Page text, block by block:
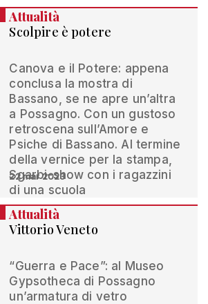
Attualità
Scolpire è potere
Canova e il Potere: appena
conclusa la mostra di
Bassano, se ne apre un’altra
a Possagno. Con un gustoso
retroscena sull’Amore e
Psiche di Bassano. Al termine
della vernice per la stampa,
Sgarbi-show con i ragazzini
di una scuola
22 mar 2023
Attualità
Vittorio Veneto
“Guerra e Pace”: al Museo
Gypsotheca di Possagno
un’armatura di vetro